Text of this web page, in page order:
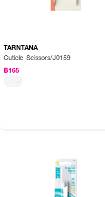
TARNTANA
Cuticle Scissors/J0159
฿165
-